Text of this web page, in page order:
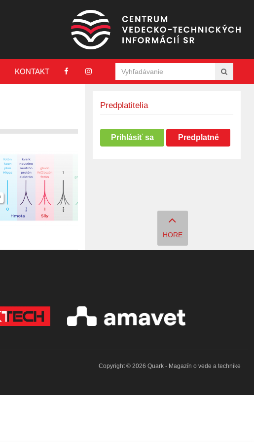
KONTAKT
Predplatitelia
Prihlásiť sa Predplatné
HORE
Copyright © 2026 Quark - Magazín o vede a technike